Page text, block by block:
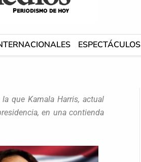
ESPECTÁCULOS
que Kamala Harris, actual
en una contienda